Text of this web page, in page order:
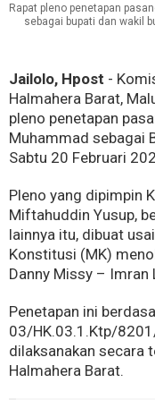
Rapat pleno penetapan
sebagai bupati dan wakil
Jailolo, Hpost -
Halmahera Barat,
pleno penetapan
Muhammad sebagai
Sabtu 20 Februari
Pleno yang dipimpin
Miftahuddin Yusup,
lainnya itu, dibuat
Konstitusi (MK)
Danny Missy – Imran
Penetapan ini
03/HK.03.1.Ktp/
dilaksanakan secara
Halmahera Barat.